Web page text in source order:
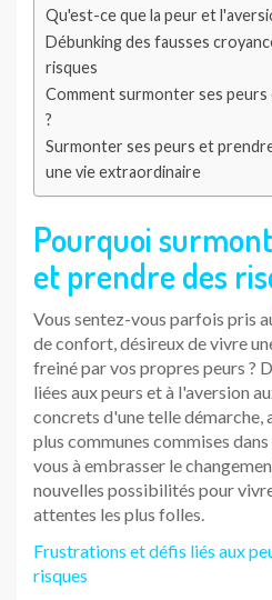
Qu'est-ce que la peur et
Débunking des fausses
risques
Comment surmonter ses
?
Surmonter ses peurs et
une vie extraordinaire
Pourquoi
et prendre des
Vous sentez-vous parfois pris
de confort, désireux de vivre
freiné par vos propres peurs ?
liées aux peurs et à l'aversion
concrets d'une telle démarche,
plus communes commises
vous à embrasser le
nouvelles possibilités pour
attentes les plus folles.
Frustrations et défis liés aux
risques